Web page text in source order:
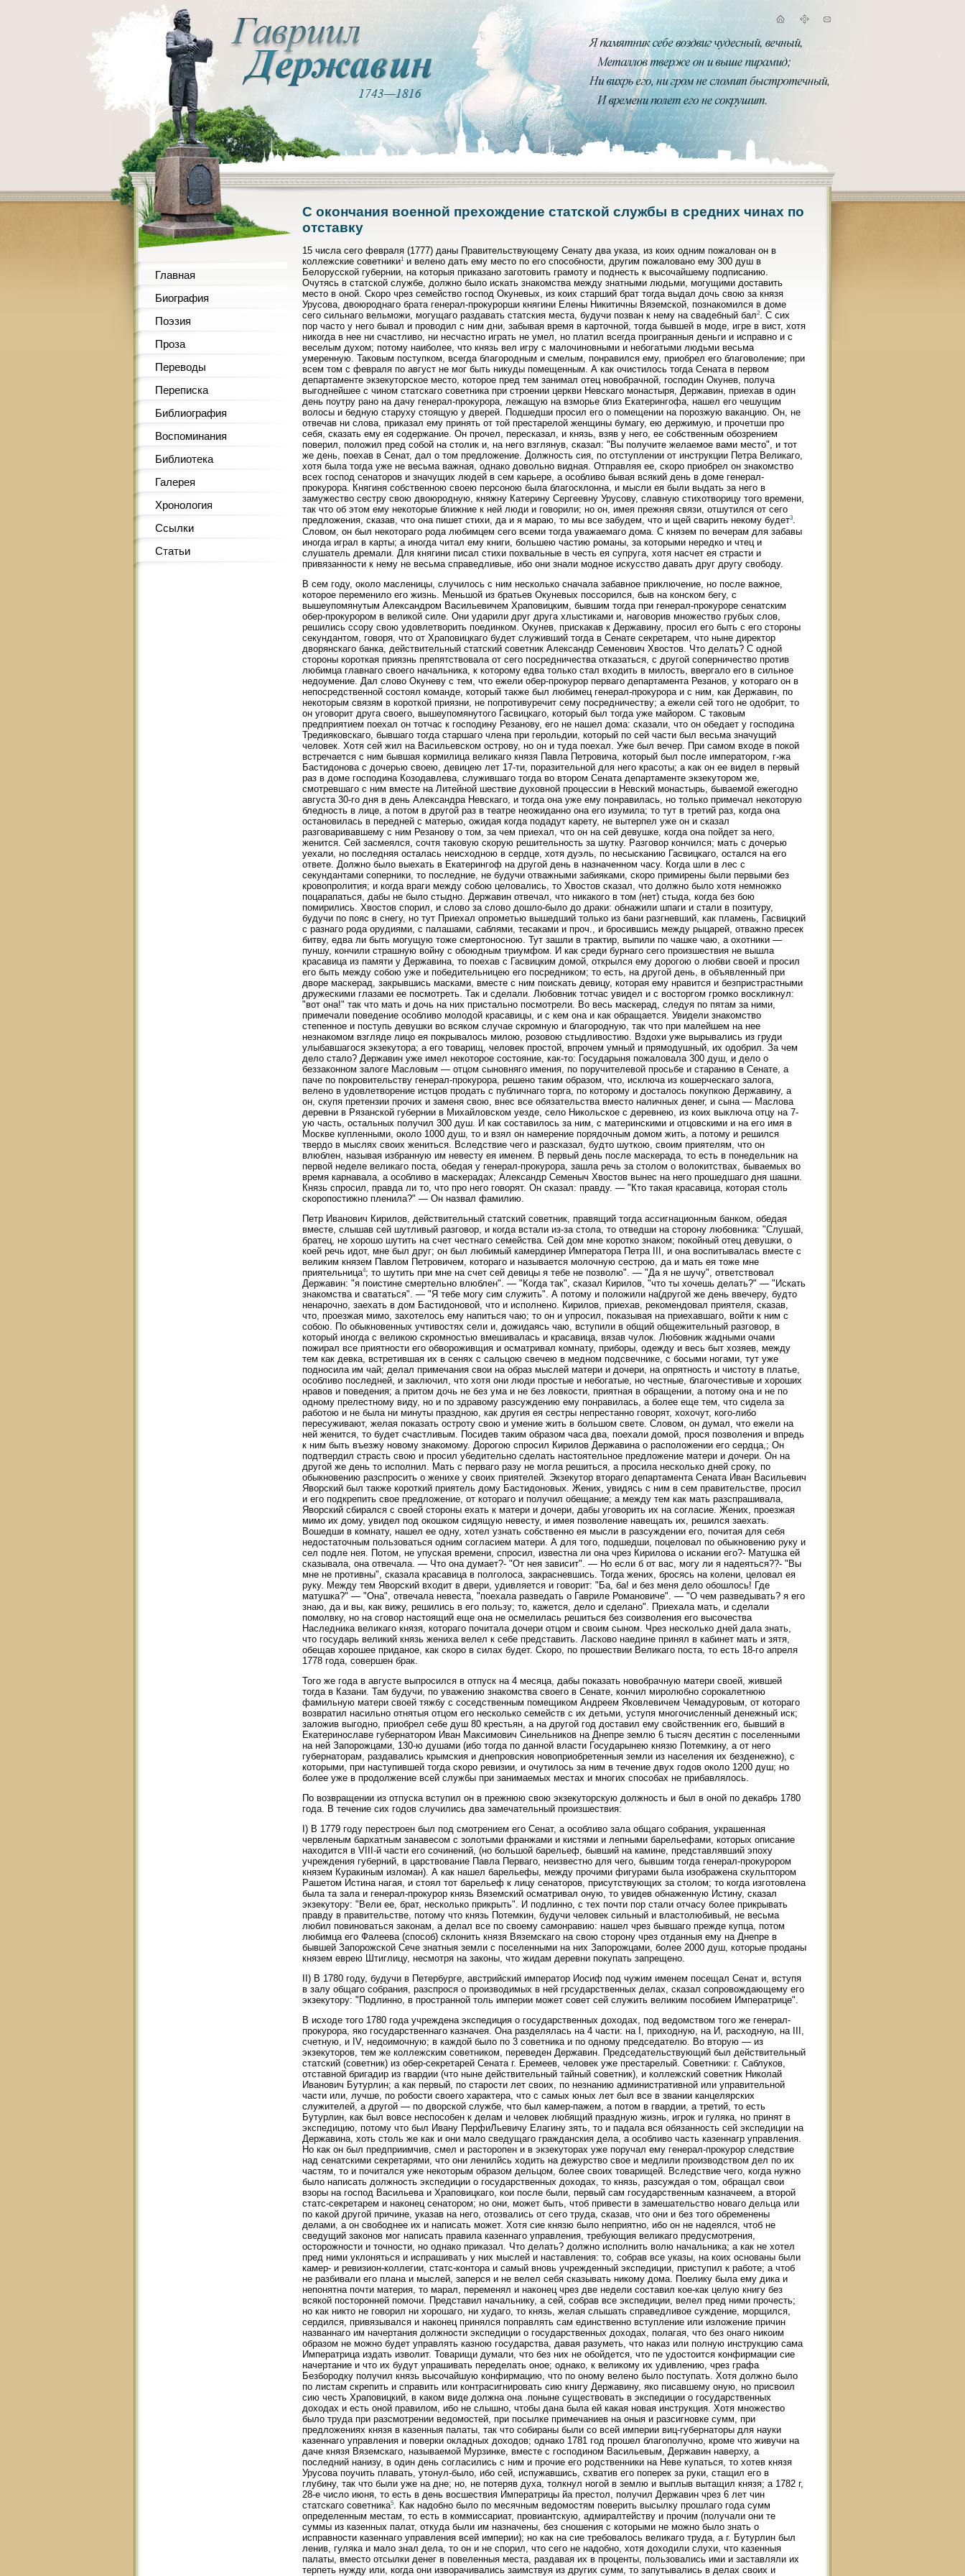
Главная
Биография
Поэзия
Проза
Переводы
Переписка
Библиография
Воспоминания
Библиотека
Галерея
Хронология
Ссылки
Статьи
С окончания военной прехождение статской службы в средних чинах по
отставку
15 числа сего февраля (1777) даны Правительствующему Сенату два указа, из коих одним пожалован он в
коллежские советники1
и велено дать ему место по его способности, другим пожаловано ему 300 душ в
Белорусской губернии, на которыя приказано заготовить грамоту и поднесть к высочайшему подписанию.
Очутясь в статской службе, должно было искать знакомства между знатными людьми, могущими доставить
место в оной. Скоро чрез семейство господ Окуневых, из коих старший брат тогда выдал дочь свою за князя
Урусова, двоюроднаго брата генерал-прокурорши княгини Елены Никитичны Вяземской, познакомился в доме
сего сильнаго вельможи, могущаго раздавать статския места, будучи позван к нему на свадебный бал2. С сих
пор часто у него бывал и проводил с ним дни, забывая время в карточной, тогда бывшей в моде, игре в вист, хотя
никогда в нее ни счастливо, ни несчастно играть не умел, но платил всегда проигранныя деньги и исправно и с
веселым духом; потому наиболее, что князь вел игру с малочиновными и небогатыми людьми весьма
умеренную. Таковым поступком, всегда благородным и смелым, понравился ему, приобрел его благоволение; при
всем том с февраля по август не мог быть никуды помещенным. А как очистилось тогда Сената в первом
департаменте экзекуторское место, которое пред тем занимал отец новобрачной, господин Окунев, получа
выгоднейшее с чином статскаго советника при строении церкви Невскаго монастыря, Державин, приехав в один
день поутру рано на дачу генерал-прокурора, лежащую на взморье близ Екатерингофа, нашел его чешущим
волосы и бедную старуху стоящую у дверей. Подшедши просил его о помещении на порозжую ваканцию. Он, не
отвечав ни слова, приказал ему принять от той престарелой женщины бумагу, ею держимую, и прочетши про
себя, сказать ему ея содержание. Он прочел, пересказал, и князь, взяв у него, ее собственным обозрением
поверил, положил пред собой на столик и, на него взглянув, сказал: "Вы получите желаемое вами место", и тот
же день, поехав в Сенат, дал о том предложение. Должность сия, по отступлении от инструкции Петра Великаго,
хотя была тогда уже не весьма важная, однако довольно видная. Отправляя ее, скоро приобрел он знакомство
всех господ сенаторов и значущих людей в сем карьере, а особливо бывая всякий день в доме генерал-
прокурора. Княгиня собственною своею персоною была благосклонна, и мысли ея были выдать за него в
замужество сестру свою двоюродную, княжну Катерину Сергеевну Урусову, славную стихотворицу того времени,
так что об этом ему некоторые ближние к ней люди и говорили; но он, имея прежняя связи, отшутился от сего
предложения, сказав, что она пишет стихи, да и я мараю, то мы все забудем, что и щей сварить некому будет3.
Словом, он был некотораго рода любимцем сего всеми тогда уважаемаго дома. С князем по вечерам для забавы
иногда играл в карты; а иногда читал ему книги, большею частию романы, за которыми нередко и чтец и
слушатель дремали. Для княгини писал стихи похвальные в честь ея супруга, хотя насчет ея страсти и
привязанности к нему не весьма справедливые, ибо они знали модное искусство давать друг другу свободу.
В сем году, около масленицы, случилось с ним несколько сначала забавное приключение, но после важное,
которое переменило его жизнь. Меньшой из братьев Окуневых поссорился, быв на конском бегу, с
вышеупомянутым Александром Васильевичем Храповицким, бывшим тогда при генерал-прокуроре сенатским
обер-прокурором в великой силе. Они ударили друг друга хлыстиками и, наговорив множество грубых слов,
решились ссору свою удовлетворить поединком. Окунев, прискакав к Державину, просил его быть с его стороны
секундантом, говоря, что от Храповицкаго будет служивший тогда в Сенате секретарем, что ныне директор
дворянскаго банка, действительный статский советник Александр Семенович Хвостов. Что делать? С одной
стороны короткая приязнь препятствовала от сего посредничества отказаться, с другой соперничество против
любимца главнаго своего начальника, к которому едва только стал входить в милость, ввергало его в сильное
недоумение. Дал слово Окуневу с тем, что ежели обер-прокурор перваго департамента Резанов, у котораго он в
непосредственной состоял команде, который также был любимец генерал-прокурора и с ним, как Державин, по
некоторым связям в короткой приязни, не попротивуречит сему посредничеству; а ежели сей того не одобрит, то
он уговорит друга своего, вышеупомянутого Гасвицкаго, который был тогда уже майором. С таковым
предприятием поехал он тотчас к господину Резанову, его не нашел дома: сказали, что он обедает у господина
Тредияковскаго, бывшаго тогда старшаго члена при герольдии, который по сей части был весьма значущий
человек. Хотя сей жил на Васильевском острову, но он и туда поехал. Уже был вечер. При самом входе в покой
встречается с ним бывшая кормилица великаго князя Павла Петровича, который был после императором, г-жа
Бастидонова с дочерью своею, девицею лет 17-ти, поразительной для него красоты; а как он ее видел в первый
раз в доме господина Козодавлева, служившаго тогда во втором Сената департаменте экзекутором же,
смотревшаго с ним вместе на Литейной шествие духовной процессии в Невский монастырь, бываемой ежегодно
августа 30-го дня в день Александра Невскаго, и тогда она уже ему понравилась, но только примечал некоторую
бледность в лице, а потом в другой раз в театре неожиданно она его изумила; то тут в третий раз, когда она
остановилась в передней с матерью, ожидая когда подадут карету, не вытерпел уже он и сказал
разговаривавшему с ним Резанову о том, за чем приехал, что он на сей девушке, когда она пойдет за него,
женится. Сей засмеялся, сочтя таковую скорую решительность за шутку. Разговор кончился; мать с дочерью
уехали, но последняя осталась неисходною в сердце, хотя дуэль, по несысканию Гасвицкаго, остался на его
ответе. Должно было выехать в Екатерингоф на другой день в назначенном часу. Когда шли в лес с
секундантами соперники, то последние, не будучи отважными забияками, скоро примирены были первыми без
кровопролития; и когда враги между собою целовались, то Хвостов сказал, что должно было хотя немножко
поцарапаться, дабы не было стыдно. Державин отвечал, что никакого в том (нет) стыда, когда без бою
помирились. Хвостов спорил, и слово за слово дошло-было до драки: обнажили шпаги и стали в позитуру,
будучи по пояс в снегу, но тут Приехал опрометью вышедший только из бани разгневший, как пламень, Гасвицкий
с разнаго рода орудиями, с палашами, саблями, тесаками и проч., и бросившись между рыцарей, отважно пресек
битву, едва ли быть могущую тоже смертоносною. Тут зашли в трактир, выпили по чашке чаю, а охотники —
пуншу, кончили страшную войну с обоюдным триумфом. И как среди бурнаго сего произшествия не вышла
красавица из памяти у Державина, то поехав с Гасвицким домой, открылся ему дорогою о любви своей и просил
его быть между собою уже и победительницею его посредником; то есть, на другой день, в объявленный при
дворе маскерад, закрывшись масками, вместе с ним поискать девицу, которая ему нравится и безпристрастными
дружескими глазами ее посмотреть. Так и сделали. Любовник тотчас увидел и с восторгом громко воскликнул:
"вот она!" так что мать и дочь на них пристально посмотрели. Во весь маскерад, следуя по пятам за ними,
примечали поведение особливо молодой красавицы, и с кем она и как обращается. Увидели знакомство
степенное и поступь девушки во всяком случае скромную и благородную, так что при малейшем на нее
незнакомом взгляде лицо ея покрывалось милою, розовою стыдливостию. Вздохи уже вырывались из груди
улыбавшагося экзекутора; а его товарищ, человек простой, впрочем умный и прямодушный, их одобрил. За чем
дело стало? Державин уже имел некоторое состояние, как-то: Государыня пожаловала 300 душ, и дело о
беззаконном залоге Масловым — отцом сыновняго имения, по поручителевой просьбе и старанию в Сенате, а
паче по покровительству генерал-прокурора, решено таким образом, что, исключа из кошерческаго залога,
велено в удовлетворение истцов продать с публичнаго торга, по которому и досталось покупкою Державину, а
он, скупя претензии прочих и заменя свою, внес все обязательства вместо наличных денег, и сына — Маслова
деревни в Рязанской губернии в Михайловском уезде, село Никольское с деревнею, из коих выключа отцу на 7-
ую часть, остальных получил 300 душ. И как составилось за ним, с материнскими и отцовскими и на его имя в
Москве купленными, около 1000 душ, то и взял он намерение порядочным домом жить, а потому и решился
твердо в мыслях своих жениться. Вследствие чего и разсказал, будто шуткою, своим приятелям, что он
влюблен, называя избранную им невесту ея именем. В первый день после маскерада, то есть в понедельник на
первой неделе великаго поста, обедая у генерал-прокурора, зашла речь за столом о волокитствах, бываемых во
время карнавала, а особливо в маскерадах; Александр Семеныч Хвостов вынес на него прошедшаго дня шашни.
Князь спросил, правда ли то, что про него говорят. Он сказал: правду. — "Кто такая красавица, которая столь
скоропостижно пленила?" — Он назвал фамилию.
Петр Иванович Кирилов, действительный статский советник, правящий тогда ассигнационным банком, обедая
вместе, слышав сей шутливый разговор, и когда встали из-за стола, то отведши на сторону любовника: "Слушай,
братец, не хорошо шутить на счет честнаго семейства. Сей дом мне коротко знаком; покойный отец девушки, о
коей речь идот, мне был друг; он был любимый камердинер Императора Петра III, и она воспитывалась вместе с
великим князем Павлом Петровичем, котораго и называется молочную сестрою, да и мать ея тоже мне
приятельница4; то шутить при мне на счет сей девицы я тебе не позволю". — "Да я не шучу", ответствовал
Державин: "я поистине смертельно влюблен". — "Когда так", сказал Кирилов, "что ты хочешь делать?" — "Искать
знакомства и свататься". — "Я тебе могу сим служить". А потому и положили на(другой же день ввечеру, будто
ненарочно, заехать в дом Бастидоновой, что и исполнено. Кирилов, приехав, рекомендовал приятеля, сказав,
что, проезжая мимо, захотелось ему напиться чаю; то он и упросил, показывая на приехавшаго, войти к ним с
собою. По обыкновенных учтивостях сели и, дожидаясь чаю, вступили в общий общежительный разговор, в
который иногда с великою скромностью вмешивалась и красавица, вязав чулок. Любовник жадными очами
пожирал все приятности его обвороживщия и осматривал комнату, приборы, одежду и весь быт хозяев, между
тем как девка, встретившая их в сенях с сальцою свечею в медном подсвечнике, с босыми ногами, тут уже
подносила им чай; делал примечания свои на образ мыслей матери и дочери, на опрятность и чистоту в платье,
особливо последней, и заключил, что хотя они люди простые и небогатые, но честные, благочестивые и хороших
нравов и поведения; а притом дочь не без ума и не без ловкости, приятная в обращении, а потому она и не по
одному прелестному виду, но и по здравому разсуждению ему понравилась, а более еще тем, что сидела за
работою и не была ни минуты праздною, как другия ея сестры непрестанно говорят, хохочут, кого-либо
пересуживают, желая показать остроту свою и умение жить в большом свете. Словом, он думал, что ежели на
ней женится, то будет счастливым. Посидев таким образом часа два, поехали домой, прося позволения и впредь
к ним быть въезжу новому знакомому. Дорогою спросил Кирилов Державина о расположении его сердца,; Он
подтвердил страсть свою и просил убедительно сделать настоятельное предложение матери и дочери. Он на
другой же день то исполнил. Мать с перваго разу не могла решиться, а просила несколько дней сроку, по
обыкновению разспросить о женихе у своих приятелей. Экзекутор втораго департамента Сената Иван Васильевич
Яворский был также короткий приятель дому Бастидоновых. Жених, увидясь с ним в сем правительстве, просил
и его подкрепить свое предложение, от котораго и получил обещание; а между тем как мать разспрашивала,
Яворский сбирался с своей стороны ехать к матери и дочери, дабы уговорить их на согласие. Жених, проезжая
мимо их дому, увидел под окошком сидящую невесту, и имея позволение навещать их, решился заехать.
Вошедши в комнату, нашел ее одну, хотел узнать собственно ея мысли в разсуждении его, почитая для себя
недостаточным пользоваться одним согласием матери. А для того, подшедши, поцеловал по обыкновению руку и
сел подле нея. Потом, не упуская времени, спросил, известна ли она чрез Кирилова о искании его?- Матушка ей
сказывала, она отвечала. — Что она думает?- "От нея зависит". — Но если б от вас, могу ли я надеяться??- "Вы
мне не противны", сказала красавица в полголоса, закрасневшись. Тогда жених, бросясь на колени, целовал ея
руку. Между тем Яворский входит в двери, удивляется и говорит: "Ба, ба! и без меня дело обошлось! Где
матушка?" — "Она", отвечала невеста, "поехала разведать о Гавриле Романовиче". — "О чем разведывать? я его
знаю, да и вы, как вижу, решились в его пользу; то, кажется, дело и сделано". Приехала мать, и сделали
помолвку, но на сговор настоящий еще она не осмелилась решиться без соизволения его высочества
Наследника великаго князя, котораго почитала дочери отцом и своим сыном. Чрез несколько дней дала знать,
что государь великий князь жениха велел к себе представить. Ласково наедине принял в кабинет мать и зятя,
обещав хорошее приданое, как скоро в силах будет. Скоро, по прошествии Великаго поста, то есть 18-го апреля
1778 года, совершен брак.
Того же года в августе выпросился в отпуск на 4 месяца, дабы показать новобрачную матери своей, жившей
тогда в Казани. Там будучи, по уважению знакомства своего в Сенате, кончил миролюбно сорокалетнюю
фамильную матери своей тяжбу с соседственным помещиком Андреем Яковлевичем Чемадуровым, от котораго
возвратил насильно отнятыя отцом его несколько семейств с их детьми, уступя многочисленный денежный иск;
заложив выгодно, приобрел себе душ 80 крестьян, а на другой год доставил ему свойственник его, бывший в
Екатеринославе губернатором Иван Максимович Синельников на Днепре землю 6 тысяч десятин с поселенными
на ней Запорожцами, 130-ю душами (ибо тогда по данной власти Государынею князю Потемкину, а от него
губернаторам, раздавались крымския и днепровския новоприобретенныя земли из населения их безденежно), с
которыми, при наступившей тогда скоро ревизии, и очутилось за ним в течение двух годов около 1200 душ; но
более уже в продолжение всей службы при занимаемых местах и многих способах не прибавлялось.
По возвращении из отпуска вступил он в прежнюю свою экзекуторскую должность и был в оной по декабрь 1780
года. В течение сих годов случились два замечательный произшествия:
I) В 1779 году перестроен был под смотрением его Сенат, а особливо зала общаго собрания, украшенная
червленым бархатным занавесом с золотыми франжами и кистями и лепными барельефами, которых описание
находится в VIII-й части его сочинений, (но большой барельеф, бывший на камине, представлявший эпоху
учреждения губерний, в царствование Павла Перваго, неизвестно для чего, бывшим тогда генерал-прокурором
князем Куракиным изломан). А как нашел барельефы, между прочими фигурами была изображена скульптором
Рашетом Истина нагая, и стоял тот барельеф к лицу сенаторов, присутствующих за столом; то когда изготовлена
была та зала и генерал-прокурор князь Вяземский осматривал оную, то увидев обнаженную Истину, сказал
экзекутору: "Вели ее, брат, несколько прикрыть". И подлинно, с тех почти пор стали отчасу более прикрывать
правду в правительстве, потому что князь Потемкин, будучи человек сильный и властолюбивый, не весьма
любил повиноваться законам, а делал все по своему самонравию: нашел чрез бывшаго прежде купца, потом
любимца его Фалеева (способ) склонить князя Вяземскаго на свою сторону чрез отданныя ему на Днепре в
бывшей Запорожской Сече знатныя земли с поселенными на них Запорожцами, более 2000 душ, которые проданы
князем еврею Штиглицу, несмотря на законы, что жидам деревни покупать запрещено.
II) В 1780 году, будучи в Петербурге, австрийский император Иосиф под чужим именем посещал Сенат и, вступя
в залу общаго собрания, разспрося о производимых в ней грсударственных делах, сказал сопровождающему его
экзекутору: "Подлинно, в пространной толь империи может совет сей служить великим пособием Императрице".
В исходе того 1780 года учреждена экспедиция о государственных доходах, под ведомством того же генерал-
прокурора, яко государственнаго казначея. Она разделялась на 4 части: на I, приходную, на И, расходную, на III,
счетную, и IV, недоимочную; в каждой было по 3 советника и по одному председателю. Во вторую — из
экзекуторов, тем же коллежским советником, переведен Державин. Председательствующий был действительный
статский (советник) из обер-секретарей Сената г. Еремеев, человек уже престарелый. Советники: г. Саблуков,
отставной бригадир из гвардии (что ныне действительный тайный советник), и коллежский советник Николай
Иванович Бутурлин; а как первый, по старости лет своих, по незнанию административной или управительной
части или, лучше, по робости своего характера, что с самых юных лет был все в звании канцелярских
служителей, а другой — по дворской службе, что был камер-пажем, а потом в гвардии, a третий, то есть
Бутурлин, как был вовсе неспособен к делам и человек любящий праздную жизнь, игрок и гуляка, но принят в
экспедицию, потому что был Ивану ПерфиЛьевичу Елагину зять, то и падала вся обязанность сей экспедиции на
Державина, хоть столь же как и они мало сведущаго гражданския дела, а особливо часть казеннагр управления.
Но как он был предприимчив, смел и расторопен и в экзекуторах уже поручал ему генерал-прокурор следствие
над сенатскими секретарями, что они ленилйсь ходить на дежурство свое и медлили производством дел по их
частям, то и почитался уже некоторым образом дельцом, более своих товарищей. Вследствие чего, когда нужно
было написать должность экспедиции о государственных доходах, то князь, разсуждая о том, обращал свои
взоры на господ Васильева и Храповицкаго, кои после были, первый сам государственным казначеем, а второй
статс-секретарем и наконец сенатором; но они, может быть, чтоб привести в замешательство новаго дельца или
по какой другой причине, указав на него, отозвались от сего труда, сказав, что они и без того обременены
делами, а он свободнее их и написать может. Хотя сие князю было неприятно, ибо он не надеялся, чтоб не
сведущий законов мог написать правила казеннаго управления, требующия великаго предусмотрения,
осторожности и точности, но однако приказал. Что делать? должно исполнить волю начальника; а как не хотел
пред ними уклоняться и испрашивать у них мыслей и наставления: то, собрав все указы, на коих основаны были
камер- и ревизион-коллегии, статс-контора и самый вновь учрежденный экспедиции, приступил к работе; а чтоб
не разбивали его плана и мыслей, заперся и не велел себя сказывать никому дома. Поелику была ему дика и
непонятна почти материя, то марал, переменял и наконец чрез две недели составил кое-как целую книгу без
всякой посторонней помочи. Представил начальнику, а сей, собрав все экспедиции, велел пред ними прочесть;
но как никто не говорил ни хорошаго, ни худаго, то князь, желая слышать справедливое суждение, морщился,
сердился, привязывался и наконец принялся поправлять сам единственно вступление или изложение причин
названнаго им начертания должности экспедиции о государственных доходах, полагая, что без онаго никоим
образом не можно будет управлять казною государства, давая разуметь, что наказ или полную инструкцию сама
Императрица издать изволит. Товарищи думали, что без них не обойдется, что пе удостоится конфирмации сие
начертание и что их будут упрашивать переделать оное; однако, к великому их удивлению, чрез графа
Безбородку получил князь высочайшую конфирмацию, что по оному велено было поступать. Хотя должно было
по листам скрепить и справить или контрасигнировать сию книгу Державину, яко писавшему оную, но присвоил
сию честь Храповицкий, в каком виде должна она .поныне существовать в экспедиции о государственных
доходах и есть оной правилом, ибо не слышно, чтобы дана была ей какая новая инструкция. Хотя множество
было труда при разсмотрении ведомостей, при посылке примечаниев на оныя и разсигновке сумм, при
предложениях князя в казенныя палаты, так что собираны были со всей империи виц-губернаторы для науки
казеннаго управления и поверки окладных доходов; однако 1781 год прошел благополучно, кроме что живучи на
даче князя Вяземскаго, называемой Мурзинке, вместе с господином Васильевым, Державин наверху, а
последний нанизу, в один день согласились с ним и прочие его родственники на Неве купаться, то хотев князя
Урусова поучить плавать, утонул-было, ибо сей, испужавшись, схватив его поперек за руки, стащил его в
глубину, так что были уже на дне; но, не потеряв духа, толкнул ногой в землю и выплыв вытащил князя; а 1782 г,
28-е число июня, то есть в день восшествия Императрицы йа престол, получил Державин чрез 6 лет чин
статскаго советника5. Как надобно было по месячным ведомостям поверить высылку прошлаго года сумм
определенным местам, то есть в коммиссариат, провиантскую, адмиралтейству и прочим (получали они те
суммы из казенных палат, откуда были им назначены, без сношения с которыми не можно было знать о
исправности казеннаго управления всей империи); но как на сие требовалось великаго труда, а г. Бутурлин был
ленив, гуляка и мало знал дела, то он и не спорил, что сего не надобно, хотя доходили слухи, что казенныя
палаты, вместо отсылки денег в повеленныя места, раздавая их в проценты, пользовались ими и заставляли их
терпеть нужду или, когда они изворачивались заимствуя из других сумм, то запутывались в делах своих и